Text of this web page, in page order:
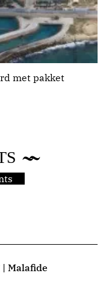
met pakket
Malafide